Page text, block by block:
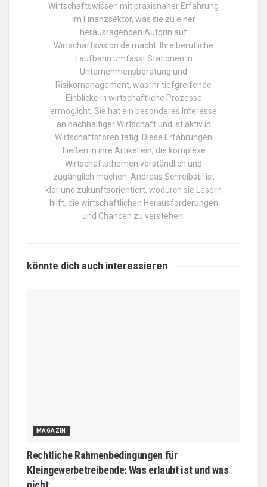
Wirtschaftswissen mit praxisnaher Erfahrung
im Finanzsektor, was sie zu einer
herausragenden Autorin auf
Wirtschaftsvision.de macht. Ihre berufliche
Laufbahn umfasst Stationen in
Unternehmensberatung und
Risikomanagement, was ihr tiefgreifende
Einblicke in wirtschaftliche Prozesse
ermöglicht. Sie hat ein besonderes Interesse
an nachhaltiger Wirtschaft und ist aktiv in
Wirtschaftsforen tätig. Diese Erfahrungen
fließen in ihre Artikel ein, die komplexe
Wirtschaftsthemen verständlich und
zugänglich machen. Andreas Schreibstil ist
klar und zukunftsorientiert, wodurch sie Lesern
hilft, die wirtschaftlichen Herausforderungen
und Chancen zu verstehen.
könnte dich auch interessieren
MAGAZIN
Rechtliche Rahmenbedingungen für
Kleingewerbetreibende: Was erlaubt ist und was